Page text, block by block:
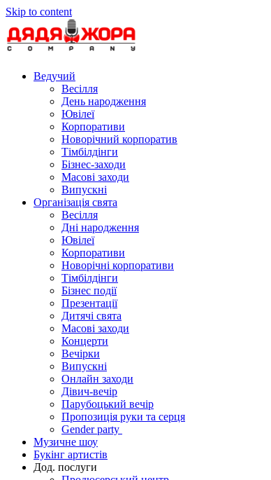
Skip to content
Ведучий
Весілля
День народження
Ювілеї
Корпоративи
Новорічний корпоратив
Тімбілдінги
Бізнес-заходи
Масові заходи
Випускні
Організація свята
Весілля
Дні народження
Ювілеї
Корпоративи
Новорічні корпоративи
Тімбілдінги
Бізнес події
Презентації
Дитячі свята
Масові заходи
Концерти
Вечірки
Випускні
Онлайн заходи
Дівич-вечір
Парубоцький вечір
Пропозиція руки та серця
Gender party
Музичне шоу
Букінг артистів
Дод. послуги